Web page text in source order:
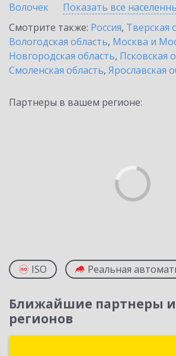
Волочек
Показать все
Смотрите также: Россия, Тверская
Вологодская область, Москва и
Новгородская область, Псковская
Смоленская область, Ярославская
Партнеры в вашем регионе:
ISO Реальная
Ближайшие партнеры
регионов